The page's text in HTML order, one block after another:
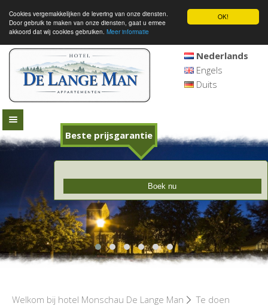
OK!
Cookies vergemakkelijken de levering van onze diensten.
Door gebruik te maken van onze diensten, gaat u ermee
akkoord dat wij cookies gebruiken. Meer informatie
Nederlands
Engels
Duits
Boek nu
Beste prijsgarantie
Welkom bij hotel Monschau De Lange Man Te doen